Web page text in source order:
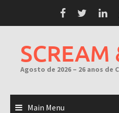
SCREAM
Agosto de 2026 – 26 anos de
Main Menu